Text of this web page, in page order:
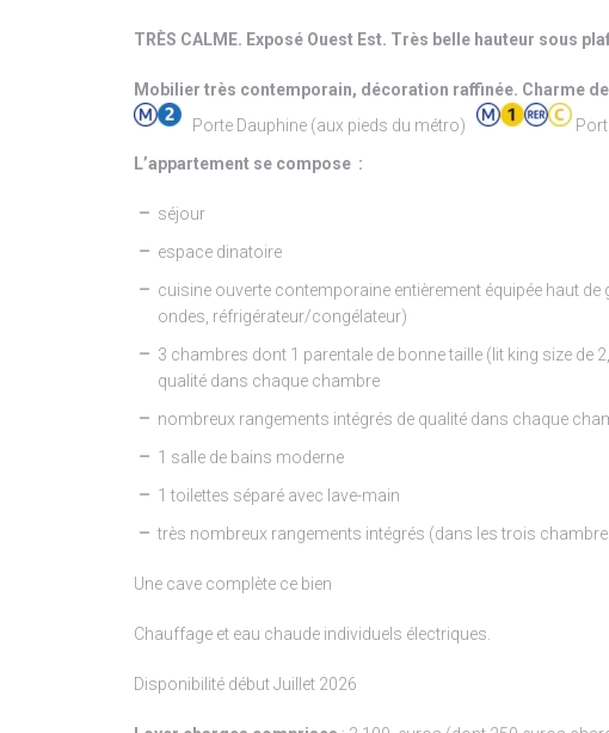
TRÈS CALME. Exposé Ouest Est. Très belle hauteur sous
Mobilier très contemporain, décoration raffinée. Charme
Porte Dauphine (aux pieds du métro)
L’appartement se compose :
séjour
espace dinatoire
cuisine ouverte contemporaine entièrement équipée haut
ondes, réfrigérateur/congélateur)
3 chambres dont 1 parentale de bonne taille (lit king size de
qualité dans chaque chambre
nombreux rangements intégrés de qualité dans chaque
1 salle de bains moderne
1 toilettes séparé avec lave-main
très nombreux rangements intégrés (dans les trois
Une cave complète ce bien
Chauffage et eau chaude individuels électriques.
Disponibilité début Juillet 2026